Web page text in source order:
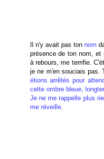
Il n'y avait pas ton nom
présence de ton nom, et
à rebours, me terrifie.
je ne m'en souciais pas.
étions arrêtés pour
cette ombre bleue,
Je ne me rappelle plus
me réveille.